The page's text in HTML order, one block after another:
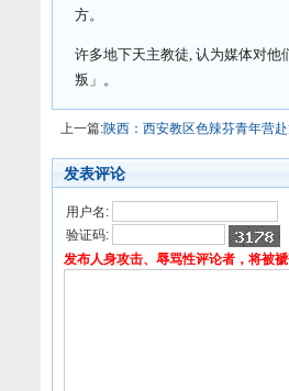
方。
许多地下天主教徒, 认为媒体对他
叛」。
上一篇:陕西：西安教区色辣芬青年营
发表评论
用户名:
验证码:
发布人身攻击、辱骂性评论者，将被褫